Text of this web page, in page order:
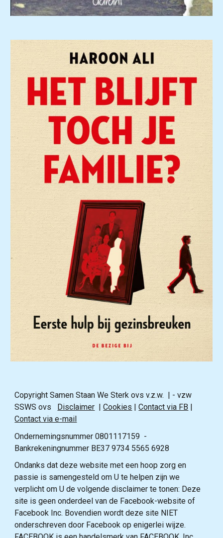
Copyright Samen Staan We Sterk ovs v.z.w. | - vzw
SSWS ovs Disclaimer |Cookies |Contact via FB |
Contact via e-mail
Ondernemingsnummer 0801117159 -
Bankrekeningnummer BE37 9734 5565 6928
Ondanks dat deze website met een hoop zorg en
passie is samengesteld om U te helpen zijn we
verplicht om U de volgende disclaimer te tonen: Deze
site is geen onderdeel van de Facebook-website of
Facebook Inc. Bovendien wordt deze site NIET
onderschreven door Facebook op enigerlei wijze.